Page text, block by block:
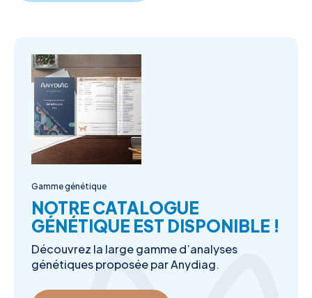
Gamme génétique
NOTRE CATALOGUE
GÉNÉTIQUE EST DISPONIBLE !
Découvrez la large gamme d’analyses
génétiques proposée par Anydiag.